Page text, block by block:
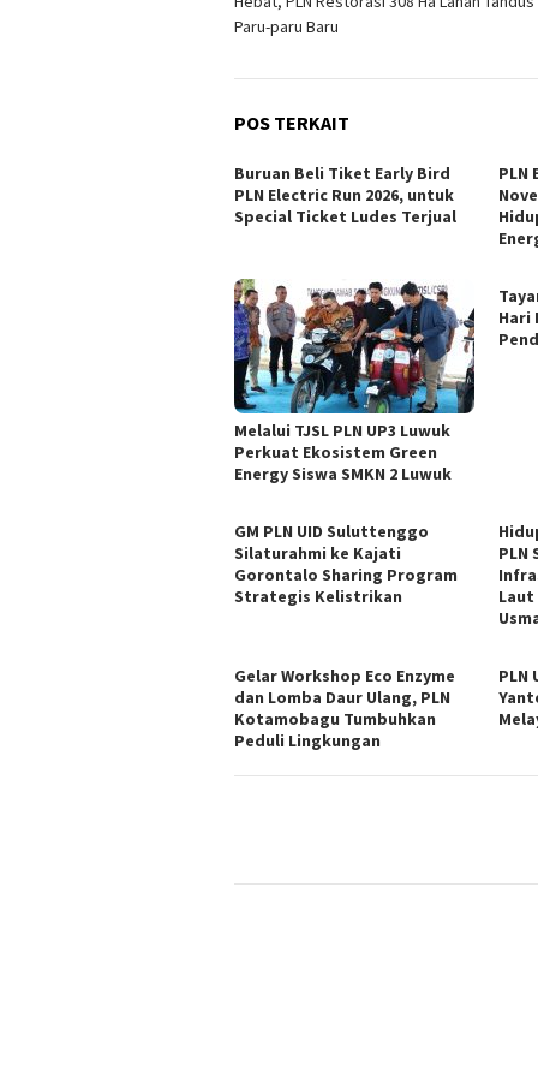
pos
Paru-paru Baru
POS TERKAIT
Buruan Beli Tiket Early Bird
PLN Electric Run 2026, untuk
Special Ticket Ludes Terjual
PLN
Melalui TJSL PLN UP3 Luwuk
Perkuat Ekosistem Green
Energy Siswa SMKN 2 Luwuk
Hari
GM PLN UID Suluttenggo
Silaturahmi ke Kajati
Gorontalo Sharing Program
Strategis Kelistrikan
PLN
Laut
Gelar Workshop Eco Enzyme
dan Lomba Daur Ulang, PLN
Kotamobagu Tumbuhkan
Peduli Lingkungan
PLN